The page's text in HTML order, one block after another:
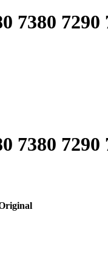
7380
7380